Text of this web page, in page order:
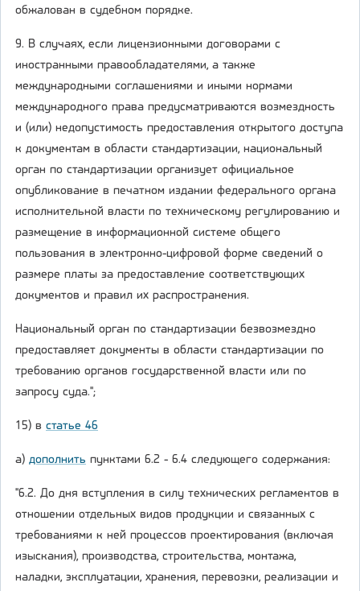
обжалован в судебном порядке.
9. В случаях, если лицензионными договорами с
иностранными правообладателями, а также
международными соглашениями и иными нормами
международного права предусматриваются возмездность
и (или) недопустимость предоставления открытого доступа
к документам в области стандартизации, национальный
орган по стандартизации организует официальное
опубликование в печатном издании федерального органа
исполнительной власти по техническому регулированию и
размещение в информационной системе общего
пользования в электронно-цифровой форме сведений о
размере платы за предоставление соответствующих
документов и правил их распространения.
Национальный орган по стандартизации безвозмездно
предоставляет документы в области стандартизации по
требованию органов государственной власти или по
запросу суда.";
15) в статье 46
а) дополнить пунктами 6.2 - 6.4 следующего содержания:
"6.2. До дня вступления в силу технических регламентов в
отношении отдельных видов продукции и связанных с
требованиями к ней процессов проектирования (включая
изыскания), производства, строительства, монтажа,
наладки, эксплуатации, хранения, перевозки, реализации и